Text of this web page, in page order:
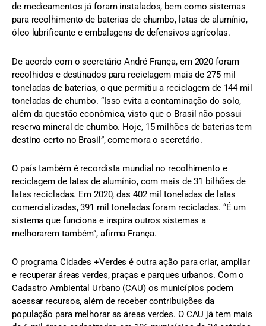
de medicamentos já foram instalados, bem como sistemas
para recolhimento de baterias de chumbo, latas de alumínio,
óleo lubrificante e embalagens de defensivos agrícolas.
De acordo com o secretário André França, em 2020 foram
recolhidos e destinados para reciclagem mais de 275 mil
toneladas de baterias, o que permitiu a reciclagem de 144 mil
toneladas de chumbo. “Isso evita a contaminação do solo,
além da questão econômica, visto que o Brasil não possui
reserva mineral de chumbo. Hoje, 15 milhões de baterias tem
destino certo no Brasil”, comemora o secretário.
O país também é recordista mundial no recolhimento e
reciclagem de latas de alumínio, com mais de 31 bilhões de
latas recicladas. Em 2020, das 402 mil toneladas de latas
comercializadas, 391 mil toneladas foram recicladas. “É um
sistema que funciona e inspira outros sistemas a
melhorarem também”, afirma França.
O programa Cidades +Verdes é outra ação para criar, ampliar
e recuperar áreas verdes, praças e parques urbanos. Com o
Cadastro Ambiental Urbano (CAU) os municípios podem
acessar recursos, além de receber contribuições da
população para melhorar as áreas verdes. O CAU já tem mais